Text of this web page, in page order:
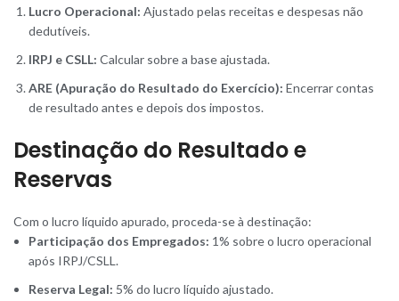
Lucro Operacional: Ajustado pelas receitas e despesas não
dedutíveis.
IRPJ e CSLL: Calcular sobre a base ajustada.
ARE (Apuração do Resultado do Exercício): Encerrar contas
de resultado antes e depois dos impostos.
Destinação do Resultado e
Reservas
Com o lucro líquido apurado, proceda-se à destinação:
Participação dos Empregados: 1% sobre o lucro operacional
após IRPJ/CSLL.
Reserva Legal: 5% do lucro líquido ajustado.